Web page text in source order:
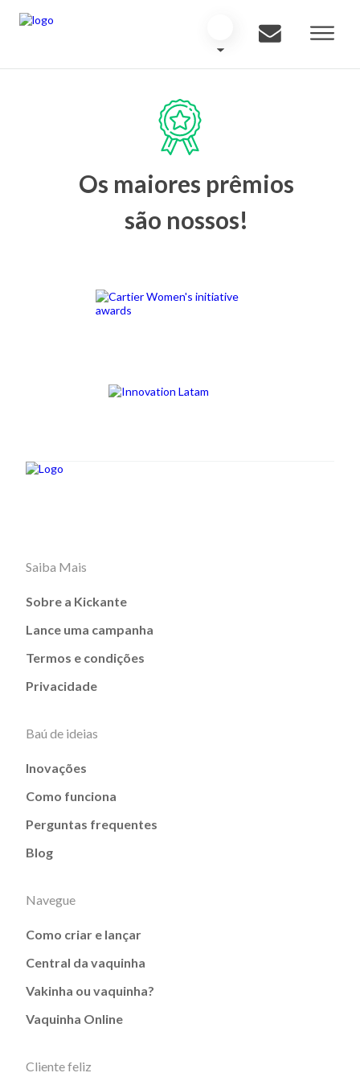
Os maiores prêmios
são nossos!
Saiba Mais
Sobre a Kickante
Lance uma campanha
Termos e condições
Privacidade
Baú de ideias
Inovações
Como funciona
Perguntas frequentes
Blog
Navegue
Como criar e lançar
Central da vaquinha
Vakinha ou vaquinha?
Vaquinha Online
Cliente feliz